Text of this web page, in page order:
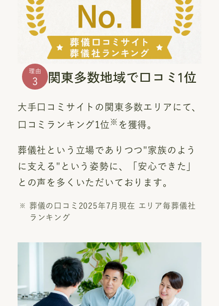
理由
3 関東多数地域で口コミ1位
大手口コミサイトの関東多数エリアにて、
口コミランキング1位 ※ を獲得。
葬儀社という立場でありつつ"家族のよう
に支える"という姿勢に、「安心できた」
との声を多くいただいております。
葬儀の口コミ2025年7月現在 エリア毎葬儀社
ランキング